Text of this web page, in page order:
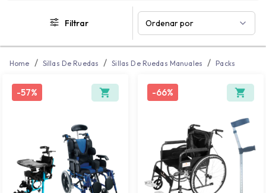
Filtrar Ordenar por
Home / Sillas De Ruedas / Sillas De Ruedas Manuales / Packs
-57% -66%